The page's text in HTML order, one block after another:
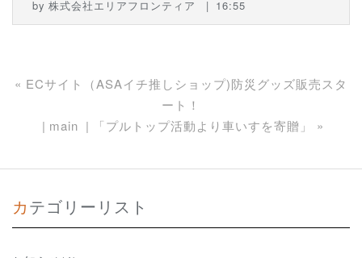
by 株式会社エリアフロンティア 16:55
« ECサイト（ASAイチ推しショップ)防災グッズ販売スタ
ート！
main
「プルトップ活動より車いすを寄贈」 »
カテゴリーリスト